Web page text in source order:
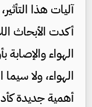
آليات هذا
أكدت الأبحاث
الهواء
الهواء، ولا
أهمية جديدة